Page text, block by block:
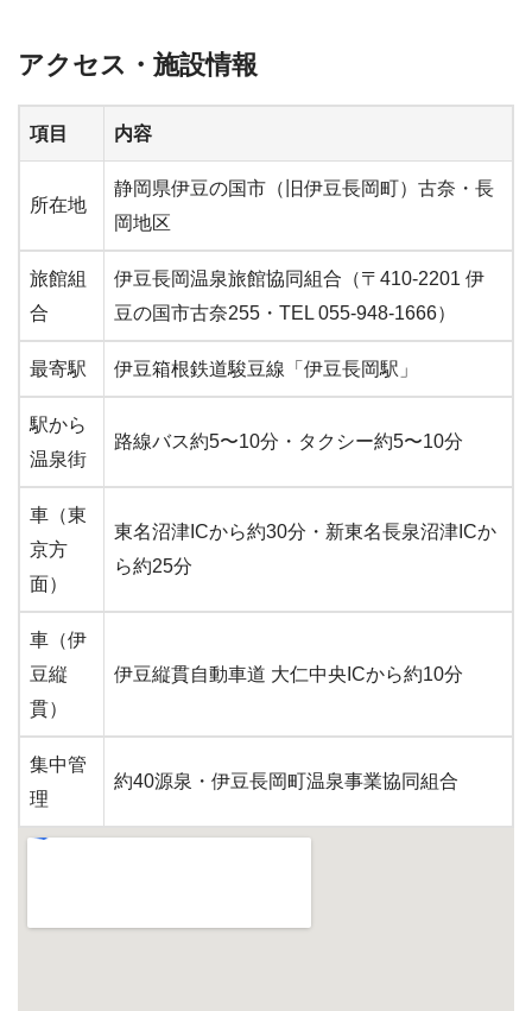
アクセス・施設情報
項目 内容
所在地
静岡県伊豆の国市（旧伊豆長岡町）古奈・長
岡地区
旅館組
合
伊豆長岡温泉旅館協同組合（〒410-2201 伊
豆の国市古奈255・TEL 055-948-1666）
最寄駅 伊豆箱根鉄道駿豆線「伊豆長岡駅」
駅から
温泉街
路線バス約5〜10分・タクシー約5〜10分
車（東
京方
面）
東名沼津ICから約30分・新東名長泉沼津ICか
ら約25分
車（伊
豆縦
貫）
伊豆縦貫自動車道 大仁中央ICから約10分
集中管
理
約40源泉・伊豆長岡町温泉事業協同組合